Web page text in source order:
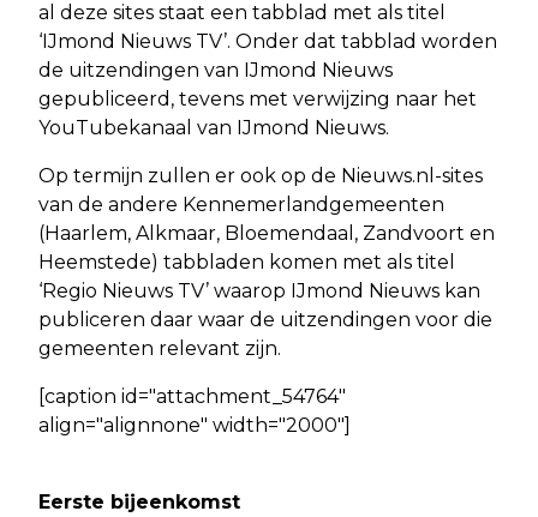
al deze sites staat een tabblad met als titel
‘IJmond Nieuws TV’. Onder dat tabblad worden
de uitzendingen van IJmond Nieuws
gepubliceerd, tevens met verwijzing naar het
YouTubekanaal van IJmond Nieuws.
Op termijn zullen er ook op de Nieuws.nl-sites
van de andere Kennemerlandgemeenten
(Haarlem, Alkmaar, Bloemendaal, Zandvoort en
Heemstede) tabbladen komen met als titel
‘Regio Nieuws TV’ waarop IJmond Nieuws kan
publiceren daar waar de uitzendingen voor die
gemeenten relevant zijn.
[caption id="attachment_54764"
align="alignnone" width="2000"]
Eerste bijeenkomst